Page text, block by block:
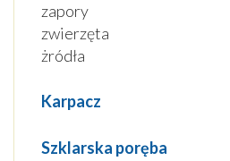
zapory
zwierzęta
żródła
Karpacz
Szklarska poręba